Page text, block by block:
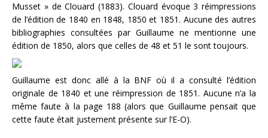
Musset » de Clouard (1883). Clouard évoque 3 réimpressions
de l’édition de 1840 en 1848, 1850 et 1851. Aucune des autres
bibliographies consultées par Guillaume ne mentionne une
édition de 1850, alors que celles de 48 et 51 le sont toujours.
Guillaume est donc allé à la BNF où il a consulté l’édition
originale de 1840 et une réimpression de 1851. Aucune n’a la
même faute à la page 188 (alors que Guillaume pensait que
cette faute était justement présente sur l’E-O).